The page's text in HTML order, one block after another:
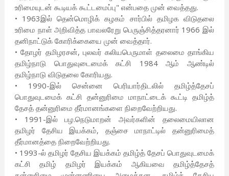
உரிமையுடன் கூடியக் கூட்டமைப்பு" என்பதை முன் வைத்தது.
• 1963இல் தென்மொழிக் கழகம் சார்பில் தமிழக விடுதலை
உரிமை நாள் அறிவித்த பாவலரேறு பெருஞ்சித்தரனார் 1966 இல்
தனிநாட்டுக் கோரிக்கையை முன் வைத்தார்.
• தோழர் தமிழரசன், புலவர் கலியபெருமாள் தலைமை தாங்கிய
தமிழ்நாடு பொதுவுடைமைக் கட்சி 1984 ஆம் ஆண்டில்
தமிழ்நாடு விடுதலை கோரியது.
• 1990-இல் சென்னை பெரியார்திடலில் தமிழ்த்தேசப்
பொதுவுடமைக் கட்சி தன்னுரிமை மாநாட்டைக் கூட்டி தமிழ்த்
தேசத் தன்னுரிமை தீர்மானங்களை நிறைவேற்றியது.
• 1991-இல் பழ.நெடுமாறன் அவர்களின் தலைமையிலான
தமிழர் தேசிய இயக்கம், தஞ்சை மாநாட்டில் தன்னுரிமைத்
தீர்மானத்தை நிறைவேற்றியது.
• 1993-ல் தமிழர் தேசிய இயக்கம் தமிழ்த் தேசப் பொதுவுடமைக்
கட்சி தமிழ் தமிழர் இயக்கம் ஆகியவை தமிழ்த்தேசத்